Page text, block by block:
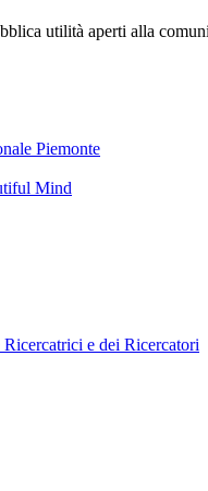
utilità aperti alla
Piemonte
Mind
e dei Ricercatori